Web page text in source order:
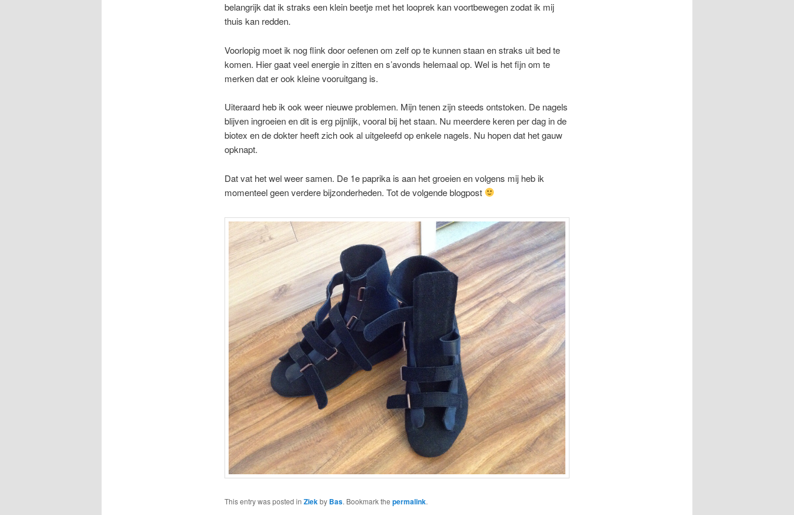
belangrijk dat ik straks een klein beetje met het looprek kan voortbewegen zodat ik mij
thuis kan redden.
Voorlopig moet ik nog flink door oefenen om zelf op te kunnen staan en straks uit bed te
komen. Hier gaat veel energie in zitten en s’avonds helemaal op. Wel is het fijn om te
merken dat er ook kleine vooruitgang is.
Uiteraard heb ik ook weer nieuwe problemen. Mijn tenen zijn steeds ontstoken. De nagels
blijven ingroeien en dit is erg pijnlijk, vooral bij het staan. Nu meerdere keren per dag in de
biotex en de dokter heeft zich ook al uitgeleefd op enkele nagels. Nu hopen dat het gauw
opknapt.
Dat vat het wel weer samen. De 1e paprika is aan het groeien en volgens mij heb ik
momenteel geen verdere bijzonderheden. Tot de volgende blogpost
This entry was posted in Ziekby Bas. Bookmark the permalink.